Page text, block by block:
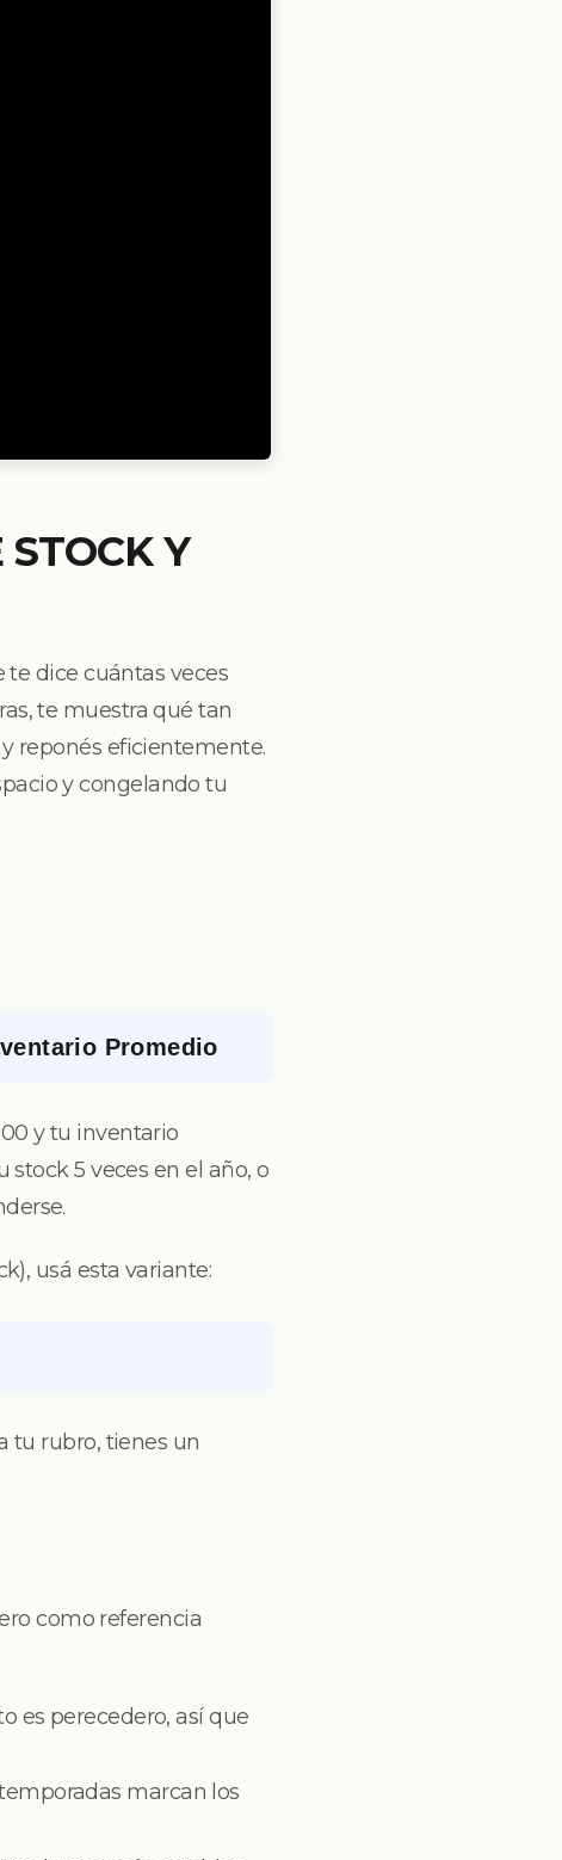
Y
dice cuántas veces
te muestra qué tan
reponés eficientemente.
y congelando tu
Promedio
y tu inventario
5 veces en el año, o
usá esta variante:
tu rubro, tienes un
como referencia
es perecedero, así que
marcan los